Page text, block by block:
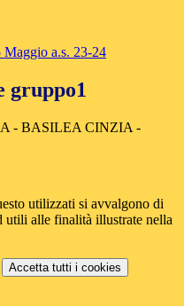
a.s. 23-24
gruppo1
- BASILEA CINZIA -
utilizzati si avvalgono di
utili alle finalità illustrate nella
Accetta tutti i cookies